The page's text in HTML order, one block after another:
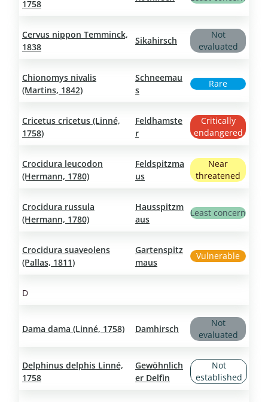
1758
Cervus nippon Temminck,
1838
Sikahirsch
Not
evaluated
Chionomys nivalis
(Martins, 1842)
Schneemau
s
Rare
Cricetus cricetus (Linné,
1758)
Feldhamste
r
Critically
endangered
Crocidura leucodon
(Hermann, 1780)
Feldspitzma
us
Near
threatened
Crocidura russula
(Hermann, 1780)
Hausspitzm
aus
Least concern
Crocidura suaveolens
(Pallas, 1811)
Gartenspitz
maus
Vulnerable
D
Dama dama (Linné, 1758) Damhirsch
Not
evaluated
Delphinus delphis Linné,
1758
Gewöhnlich
er Delfin
Not
established